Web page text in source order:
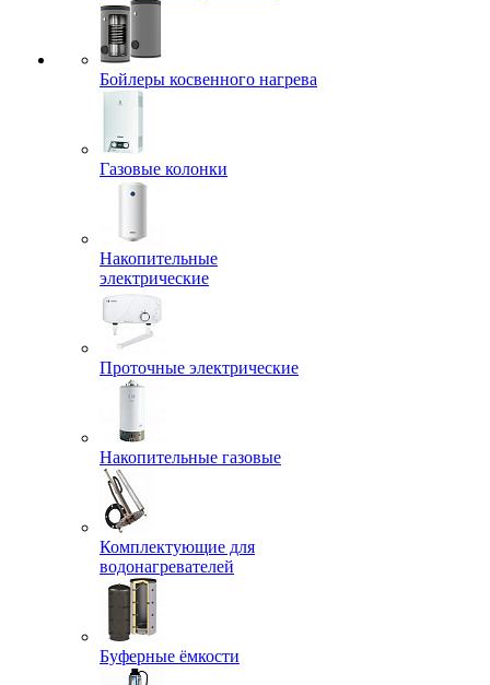
Бойлеры косвенного нагрева
Газовые колонки
Накопительные
электрические
Проточные электрические
Накопительные газовые
Комплектующие для
водонагревателей
Буферные ёмкости